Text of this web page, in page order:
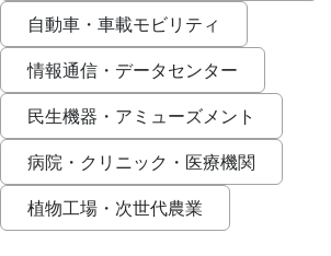
自動車・車載モビリティ
情報通信・データセンター
民生機器・アミューズメント
病院・クリニック・医療機関
植物工場・次世代農業